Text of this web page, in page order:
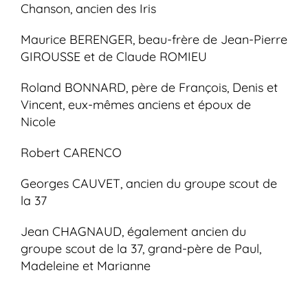
Chanson, ancien des Iris
Maurice BERENGER, beau-frère de Jean-Pierre
GIROUSSE et de Claude ROMIEU
Roland BONNARD, père de François, Denis et
Vincent, eux-mêmes anciens et époux de
Nicole
Robert CARENCO
Georges CAUVET, ancien du groupe scout de
la 37
Jean CHAGNAUD, également ancien du
groupe scout de la 37, grand-père de Paul,
Madeleine et Marianne